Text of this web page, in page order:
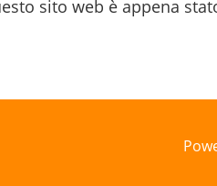
sito web è appena